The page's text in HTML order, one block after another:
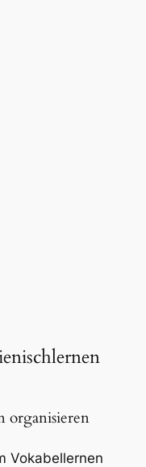
organisieren
Vokabellernen